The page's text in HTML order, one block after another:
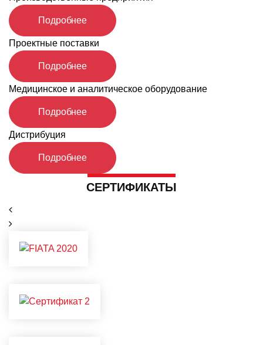
Подробнее
Проектные поставки
Подробнее
Медицинское и аналитическое оборудование
Подробнее
Дистрибуция
Подробнее
CЕРТИФИКАТЫ